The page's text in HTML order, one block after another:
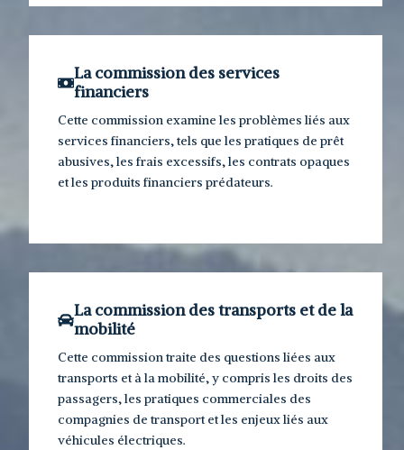
La commission des services
financiers
Cette commission examine les problèmes liés aux
services financiers, tels que les pratiques de prêt
abusives, les frais excessifs, les contrats opaques
et les produits financiers prédateurs.
La commission des transports et de la
mobilité
Cette commission traite des questions liées aux
transports et à la mobilité, y compris les droits des
passagers, les pratiques commerciales des
compagnies de transport et les enjeux liés aux
véhicules électriques.